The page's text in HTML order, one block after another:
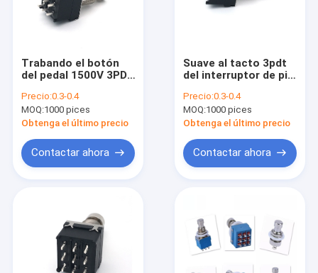
Interruptor rotatorio continuo
Interruptor de pie de la guitarra
Potenciómetro de la diapositiva
Atenuador de la diapositiva
Codificador de eje hueco
Potes de la guitarra eléctrica
Trabando el botón
del pedal 1500V 3PDT
de la guitarra
encendido
Precio:0.3-0.4
MOQ:1000 pices
Obtenga el último precio
Contactar ahora
Suave al tacto 3pdt
del interruptor de pie
SF17 TQ 50ohm
encendido en 2A
250VAC
Precio:0.3-0.4
MOQ:1000 pices
Obtenga el último precio
Contactar ahora